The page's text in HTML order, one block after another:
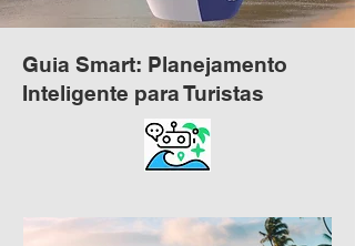
Guia Smart: Planejamento
Inteligente para Turistas